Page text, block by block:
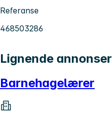
Referanse
468503286
Lignende annonser
Barnehagelærer